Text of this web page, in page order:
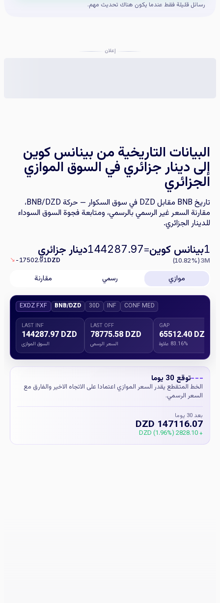
رسائل قليلة فقط عندما يكون هناك تحديث مهم.
إعلان
البيانات التاريخية من بينانس كوين
إلى دينار جزائري في السوق الموازي
الجزائري
تاريخ BNB مقابل DZD في سوق السكوار — حركة BNB/DZD،
مقارنة السعر غير الرسمي بالرسمي، ومتابعة فجوة السوق السوداء
للدينار الجزائري.
1بينانس كوين=
144287.97دينار جزائري
3M
(10.82%)
-17502.91DZD
↘
موازي رسمي مقارنة
EXDZ FXF BNB/DZD 30D INF CONF MED
LAST INF
144287.97 DZD
السوق الموازي
LAST OFF
78775.58 DZD
السعر الرسمي
GAP
65512.40 DZD
83.16% علاوة
توقع 30 يوما
الخط المتقطع يقدر السعر الموازي اعتمادا على الاتجاه الاخير والفارق مع
السعر الرسمي.
بعد 30 يوما
147116.07 DZD
+ 2828.10 DZD (1.96%)